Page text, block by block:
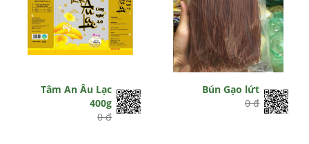
Tâm An Âu Lạc
400g
0 đ
Bún Gạo lứt
0 đ